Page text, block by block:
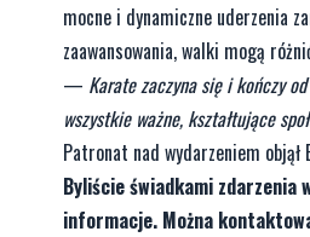
mocne i dynamiczne uderzenia
zaawansowania, walki mogą
— Karate zaczyna się i kończy
wszystkie ważne, kształtujące
Patronat nad wydarzeniem
Byliście świadkami zdarzenia
informacje. Można